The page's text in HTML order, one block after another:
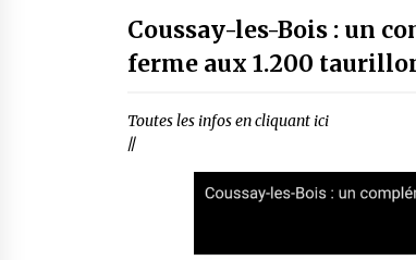
Coussay-les-Bois : un
ferme aux 1.200
Toutes les infos en cliquant ici
//